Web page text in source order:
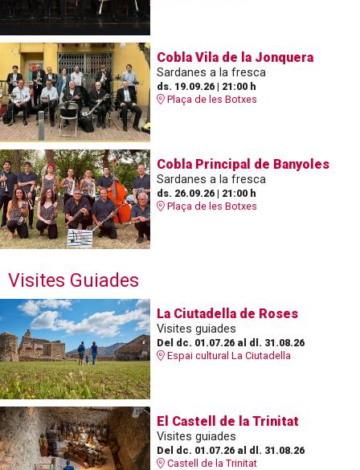
Cobla Vila de la Jonquera
Sardanes a la fresca
ds. 19.09.26| 21:00 h
Plaça de les Botxes
Cobla Principal de Banyoles
Sardanes a la fresca
ds. 26.09.26| 21:00 h
Plaça de les Botxes
Visites Guiades
La Ciutadella de Roses
Visites guiades
Del dc. 01.07.26al dl. 31.08.26
Espai cultural La Ciutadella
El Castell de la Trinitat
Visites guiades
Del dc. 01.07.26al dl. 31.08.26
Castell de la Trinitat